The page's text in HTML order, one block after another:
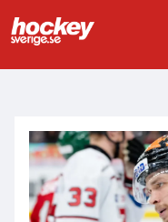
SHL
Evenemang